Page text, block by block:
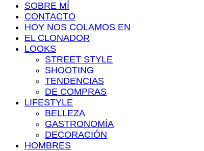
SOBRE MÍ
CONTACTO
HOY NOS COLAMOS EN
EL CLONADOR
LOOKS
STREET STYLE
SHOOTING
TENDENCIAS
DE COMPRAS
LIFESTYLE
BELLEZA
GASTRONOMÍA
DECORACIÓN
HOMBRES